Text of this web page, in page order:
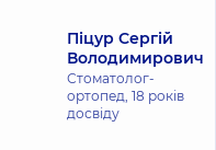
Піцур Сергій
Володимирович
Стоматолог-
ортопед, 18 років
досвіду